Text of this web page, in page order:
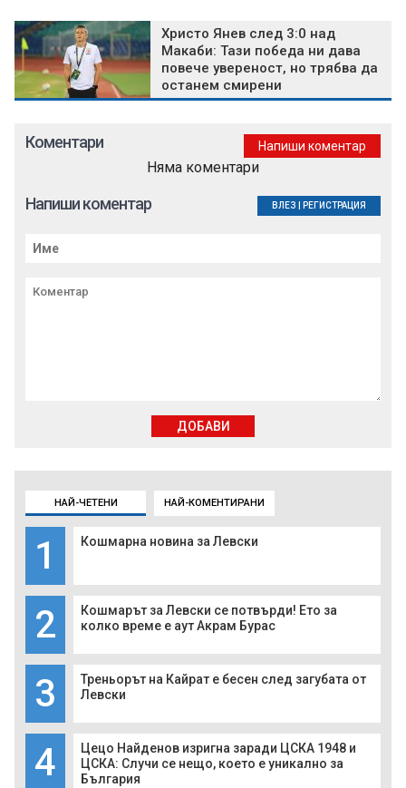
НАЙ-ЧЕТЕНИ НАЙ-КОМЕНТИРАНИ
1 Кошмарна новина за Левски
2
Кошмарът за Левски се потвърди! Ето за
колко време е аут Акрам Бурас
3
Треньорът на Кайрат е бесен след загубата от
Левски
4
Цецо Найденов изригна заради ЦСКА 1948 и
ЦСКА: Случи се нещо, което е уникално за
България
Христо Янев след 3:0 над
Макаби: Тази победа ни дава
повече увереност, но трябва да
останем смирени
Коментари Напиши коментар
Няма коментари
Напиши коментар ВЛЕЗ РЕГИСТРАЦИЯ
ДОБАВИ